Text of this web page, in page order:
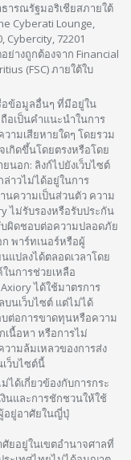
ารณรัฐมอริเชียสภายใต้
Cyberati Lounge,
Cybercity, 72201
างถูกต้องจาก Financial
(FSC) ภายใต้ใบ
อข้อมูลอื่นๆ ที่มีอยู่ใน
อเป็นคำแนะนำในการ
ามเสียหายใดๆ โดยรวม
เกิดขึ้นโดยตรงหรือโดย
นอก: ลิงก์ไปยังเว็บไซต์
าวไม่ได้อยู่ในการ
นความเป็นส่วนตัว ความ
ไม่รับรองหรือรับประกัน
ผิดชอบต่อความปลอดภัย
พาร์ทเนอร์หรือผู้
แปลงได้ตลอดเวลาโดย
นการช่วยเหลือ
ได้ใช้มาตรการ
บนเว็บไซต์ แต่ไม่ได้
ต่อการขาดทุนหรือความ
เนื้อหา หรือการไม่
ามล้มเหลวของการส่ง
ว็บไซต์นี้
ได้เกี่ยวข้องกับการกระ
นและการชักชวนให้ใช้
อยู่อาศัยในญี่ปุ่
ยอยู่ในเขตอำนาจศาลที่